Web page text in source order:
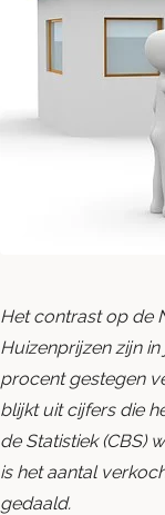
Over ons
Blog
Contact opnemen
Het contrast op de
Huizenprijzen zijn
procent gestegen
blijkt uit cijfers die
de Statistiek (CBS)
is het aantal
gedaald.